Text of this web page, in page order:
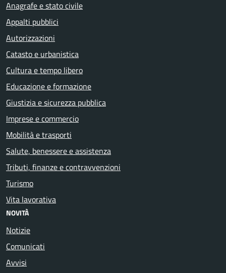
Anagrafe e stato civile
Appalti pubblici
Autorizzazioni
Catasto e urbanistica
Cultura e tempo libero
Educazione e formazione
Giustizia e sicurezza pubblica
Imprese e commercio
Mobilità e trasporti
Salute, benessere e assistenza
Tributi, finanze e contravvenzioni
Turismo
Vita lavorativa
NOVITÀ
Notizie
Comunicati
Avvisi